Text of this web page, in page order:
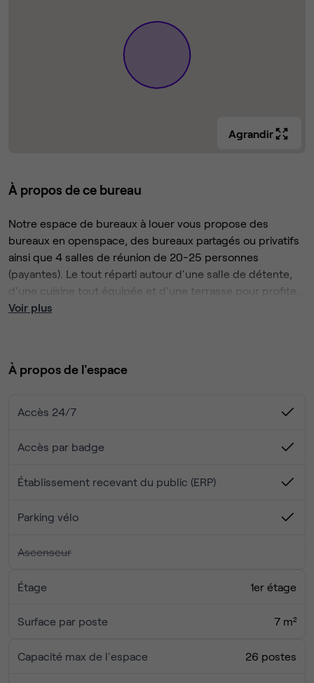
Agrandir
À propos de ce bureau
Notre espace de bureaux à louer vous propose des
bureaux en openspace, des bureaux partagés ou privatifs
ainsi que 4 salles de réunion de 20-25 personnes
(payantes). Le tout réparti autour d'une salle de détente,
d'une cuisine tout équipée et d'une terrasse pour profiter
du soleil aux beaux jours. Les locations (de 1h à 1 mois)
Voir plus
À propos de l'espace
Accès 24/7
Accès par badge
Établissement recevant du public (ERP)
Parking vélo
Ascenseur
Étage 1er étage
Surface par poste 7 m²
Capacité max de l'espace 26 postes